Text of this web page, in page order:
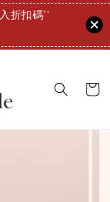
折扣碼''